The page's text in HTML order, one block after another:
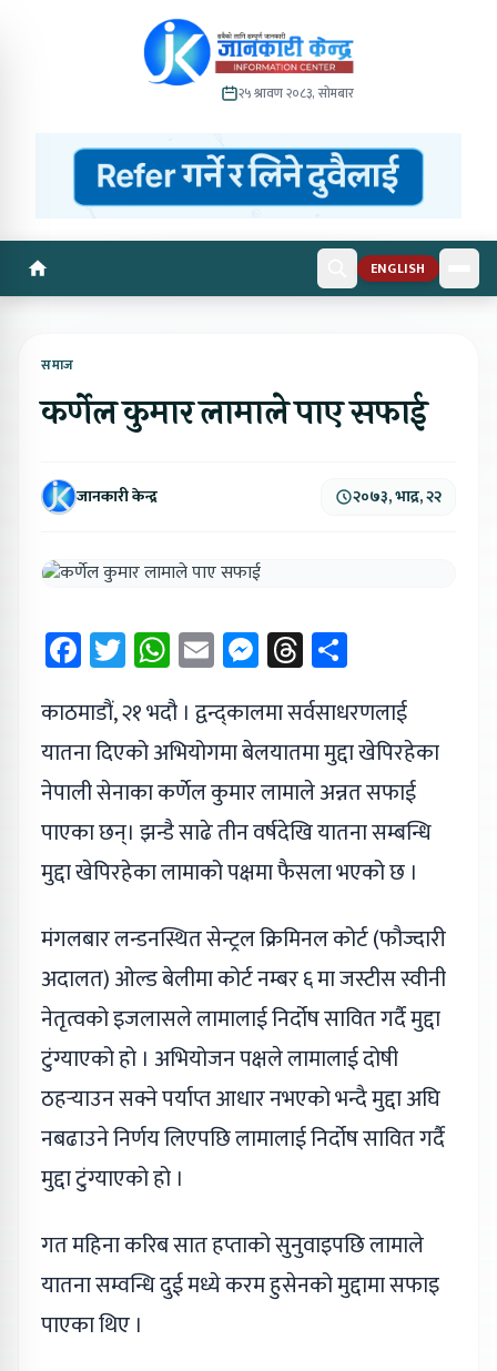
२५ श्रावण २०८३, सोमबार
ENGLISH
समाज
कर्णेल कुमार लामाले पाए सफाई
जानकारी केन्द्र २०७३, भाद्र, २२
Facebook
Twitter
WhatsApp
EmailMessenger
Threads
काठमाडौं, २१ भदौ । द्वन्द्कालमा सर्वसाधरणलाई
यातना दिएको अभियोगमा बेलयातमा मुद्दा खेपिरहेका
नेपाली सेनाका कर्णेल कुमार लामाले अन्नत सफाई
पाएका छन्। झन्डै साढे तीन वर्षदेखि यातना सम्बन्धि
मुद्दा खेपिरहेका लामाको पक्षमा फैसला भएको छ ।
मंगलबार लन्डनस्थित सेन्ट्रल क्रिमिनल कोर्ट (फौज्दारी
अदालत) ओल्ड बेलीमा कोर्ट नम्बर ६ मा जस्टीस स्वीनी
नेतृत्वको इजलासले लामालाई निर्दोष सावित गर्दै मुद्दा
टुंग्याएको हो । अभियोजन पक्षले लामालाई दोषी
ठहर्‍याउन सक्ने पर्याप्त आधार नभएको भन्दै मुद्दा अघि
नबढाउने निर्णय लिएपछि लामालाई निर्दोष सावित गर्दै
मुद्दा टुंग्याएको हो ।
गत महिना करिब सात हप्ताको सुनुवाइपछि लामाले
यातना सम्वन्धि दुई मध्ये करम हुसेनको मुद्दामा सफाइ
पाएका थिए ।